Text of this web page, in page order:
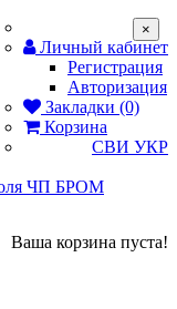
Личный кабинет
Регистрация
Авторизация
Закладки (0)
Корзина
СВИ УКР
Ваша корзина пуста!
×